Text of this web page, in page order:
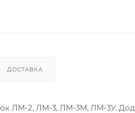
ДОСТАВКА
ЛМ-2, ЛМ-3, ЛМ-3М, ЛМ-3У.